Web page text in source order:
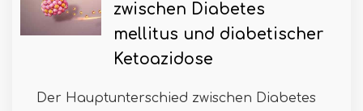
zwischen Diabetes
mellitus und diabetischer
Ketoazidose
Der Hauptunterschied zwischen Diabetes